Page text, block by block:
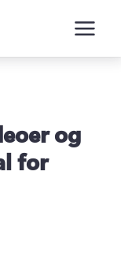
og
for